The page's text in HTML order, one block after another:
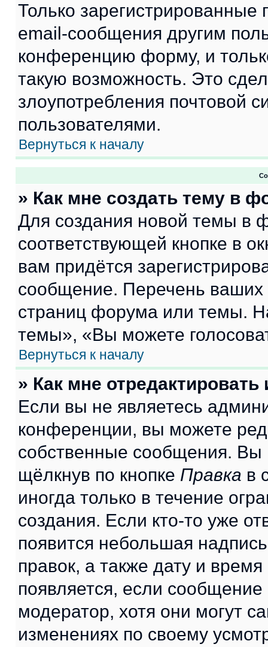
Только зарегистрированные
email-сообщения другим
конференцию форму, и
такую возможность. Это
злоупотребления почтовой
пользователями.
Вернуться к началу
» Как мне создать тему в
Для создания новой темы в
соответствующей кнопке в
вам придётся
сообщение. Перечень ваших
страниц форума или темы.
темы», «Вы можете
Вернуться к началу
» Как мне
Если вы не являетесь
конференции, вы можете
собственные сообщения. Вы
щёлкнув по кнопке Правка в
иногда только в течение
создания. Если кто-то уже
появится небольшая
правок, а также дату и
появляется, если
модератор, хотя они могут
изменениях по своему